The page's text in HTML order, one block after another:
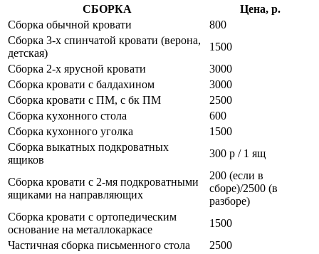
СБОРКА
Цена, р.
Сборка обычной кровати
800
Сборка 3-х спинчатой кровати (верона,
детская)
1500
Сборка 2-х ярусной кровати
3000
Сборка кровати с балдахином
3000
Сборка кровати с ПМ, с бк ПМ
2500
Сборка кухонного стола
600
Сборка кухонного уголка
1500
Сборка выкатных подкроватных
ящиков
300 р / 1 ящ
Сборка кровати с 2-мя подкроватными
ящиками на направляющих
200 (если в
сборе)/2500 (в
разборе)
Сборка кровати с ортопедическим
основание на металлокаркасе
1500
Частичная сборка письменного стола
2500